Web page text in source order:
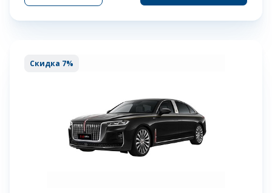
Скидка 7%